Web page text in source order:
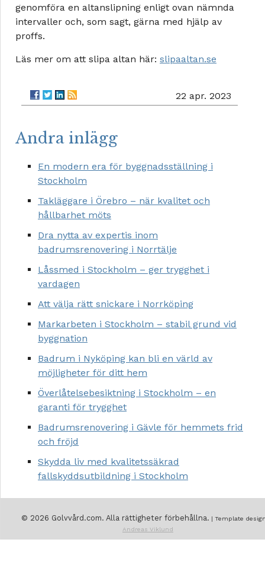
genomföra en altanslipning enligt ovan nämnda
intervaller och, som sagt, gärna med hjälp av
proffs.
Läs mer om att slipa altan här: slipaaltan.se
22 apr. 2023
Andra inlägg
En modern era för byggnadsställning i
Stockholm
Takläggare i Örebro – när kvalitet och
hållbarhet möts
Dra nytta av expertis inom
badrumsrenovering i Norrtälje
Låssmed i Stockholm – ger trygghet i
vardagen
Att välja rätt snickare i Norrköping
Markarbeten i Stockholm – stabil grund vid
byggnation
Badrum i Nyköping kan bli en värld av
möjligheter för ditt hem
Överlåtelsebesiktning i Stockholm – en
garanti för trygghet
Badrumsrenovering i Gävle för hemmets frid
och fröjd
Skydda liv med kvalitetssäkrad
fallskyddsutbildning i Stockholm
© 2026 Golvvård.com. Alla rättigheter förbehållna. | Template
Andreas Viklund